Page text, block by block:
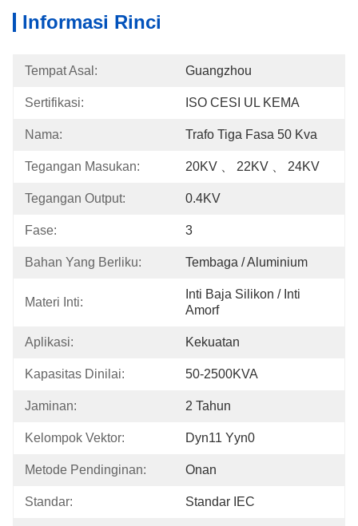
Informasi Rinci
Tempat Asal: Guangzhou
Sertifikasi: ISO CESI UL KEMA
Nama: Trafo Tiga Fasa 50 Kva
Tegangan Masukan: 20KV 、 22KV 、 24KV
Tegangan Output: 0.4KV
Fase: 3
Bahan Yang Berliku: Tembaga / Aluminium
Materi Inti:
Inti Baja Silikon / Inti
Amorf
Aplikasi: Kekuatan
Kapasitas Dinilai: 50-2500KVA
Jaminan: 2 Tahun
Kelompok Vektor: Dyn11 Yyn0
Metode Pendinginan: Onan
Standar: Standar IEC